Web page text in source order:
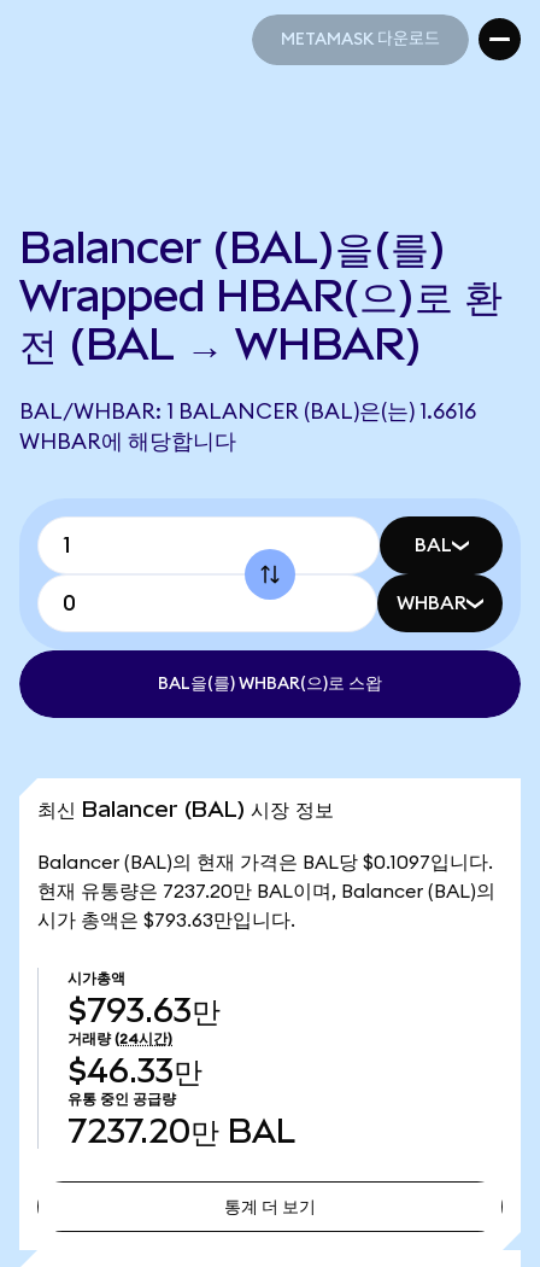
METAMASK 다운로드
Balancer (BAL)을(를)
Wrapped HBAR(으)로 환
전 (BAL → WHBAR)
BAL/WHBAR: 1 BALANCER (BAL)은(는) 1.6616
WHBAR에 해당합니다
BAL
WHBAR
BAL을(를) WHBAR(으)로 스왑
최신 Balancer (BAL) 시장 정보
Balancer (BAL)의 현재 가격은 BAL당 $0.1097입니다.
현재 유통량은 7237.20만 BAL이며, Balancer (BAL)의
시가 총액은 $793.63만입니다.
시가총액
$793.63만
거래량 (24시간)
$46.33만
유통 중인 공급량
7237.20만 BAL
통계 더 보기